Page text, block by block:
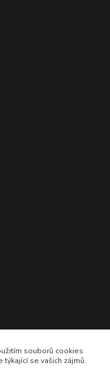
souborů cookies
se vašich zájmů.